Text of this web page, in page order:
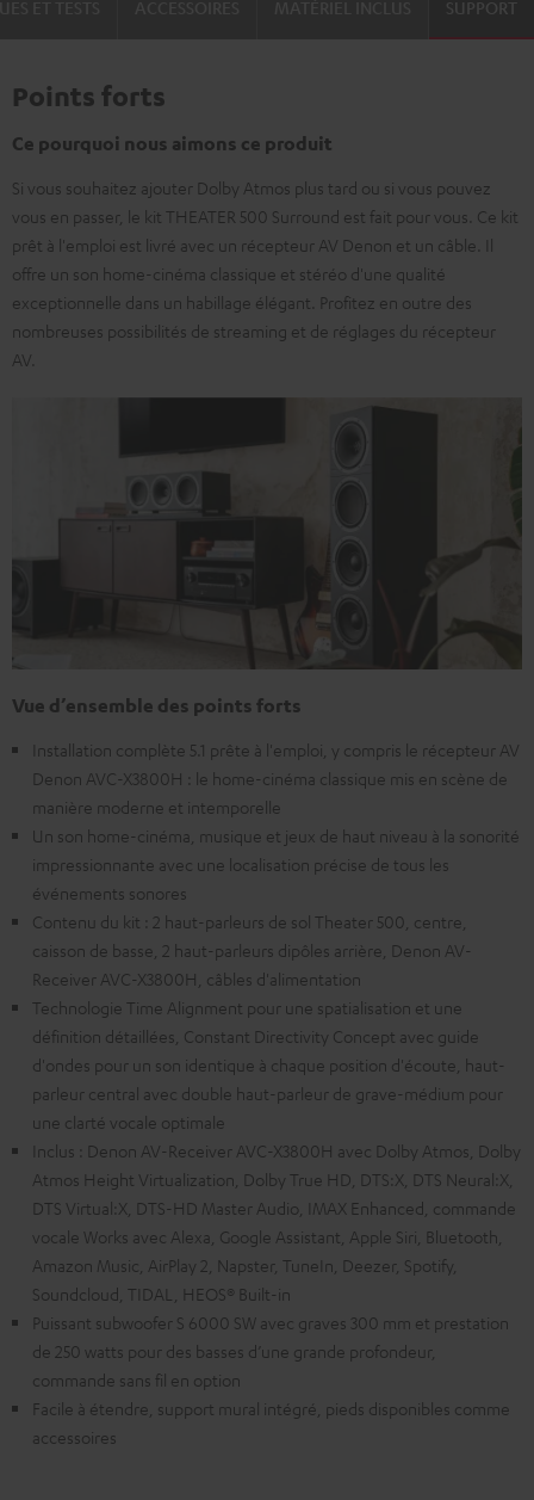
SUPPORT
Points forts
Ce pourquoi nous aimons ce produit
Si vous souhaitez ajouter Dolby Atmos plus tard ou si vous pouvez
vous en passer, le kit THEATER 500 Surround est fait pour vous. Ce kit
prêt à l'emploi est livré avec un récepteur AV Denon et un câble. Il
offre un son home-cinéma classique et stéréo d'une qualité
exceptionnelle dans un habillage élégant. Profitez en outre des
nombreuses possibilités de streaming et de réglages du récepteur
AV.
Vue d’ensemble des points forts
Installation complète 5.1 prête à l'emploi, y compris le récepteur AV
Denon AVC-X3800H : le home-cinéma classique mis en scène de
manière moderne et intemporelle
Un son home-cinéma, musique et jeux de haut niveau à la sonorité
impressionnante avec une localisation précise de tous les
événements sonores
Contenu du kit : 2 haut-parleurs de sol Theater 500, centre,
caisson de basse, 2 haut-parleurs dipôles arrière, Denon AV-
Receiver AVC-X3800H, câbles d'alimentation
Technologie Time Alignment pour une spatialisation et une
définition détaillées, Constant Directivity Concept avec guide
d'ondes pour un son identique à chaque position d'écoute, haut-
parleur central avec double haut-parleur de grave-médium pour
une clarté vocale optimale
Inclus : Denon AV-Receiver AVC-X3800H avec Dolby Atmos, Dolby
Atmos Height Virtualization, Dolby True HD, DTS:X, DTS Neural:X,
DTS Virtual:X, DTS-HD Master Audio, IMAX Enhanced, commande
vocale Works avec Alexa, Google Assistant, Apple Siri, Bluetooth,
Amazon Music, AirPlay 2, Napster, TuneIn, Deezer, Spotify,
Soundcloud, TIDAL, HEOS® Built-in
Puissant subwoofer S 6000 SW avec graves 300 mm et prestation
de 250 watts pour des basses d’une grande profondeur,
commande sans fil en option
Facile à étendre, support mural intégré, pieds disponibles comme
accessoires